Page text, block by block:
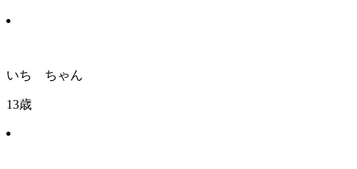
いち ちゃん
13歳